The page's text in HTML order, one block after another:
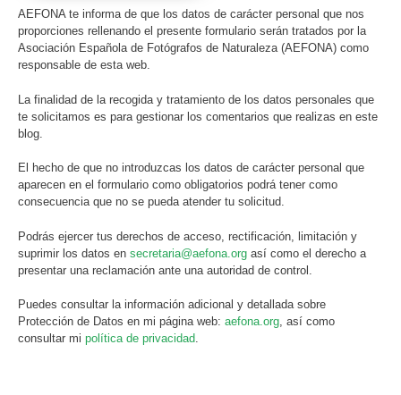
AEFONA te informa de que los datos de carácter personal que nos
proporciones rellenando el presente formulario serán tratados por la
Asociación Española de Fotógrafos de Naturaleza (AEFONA) como
responsable de esta web.
La finalidad de la recogida y tratamiento de los datos personales que
te solicitamos es para gestionar los comentarios que realizas en este
blog.
El hecho de que no introduzcas los datos de carácter personal que
aparecen en el formulario como obligatorios podrá tener como
consecuencia que no se pueda atender tu solicitud.
Podrás ejercer tus derechos de acceso, rectificación, limitación y
suprimir los datos en secretaria@aefona.org así como el derecho a
presentar una reclamación ante una autoridad de control.
Puedes consultar la información adicional y detallada sobre
Protección de Datos en mi página web: aefona.org, así como
consultar mi política de privacidad.